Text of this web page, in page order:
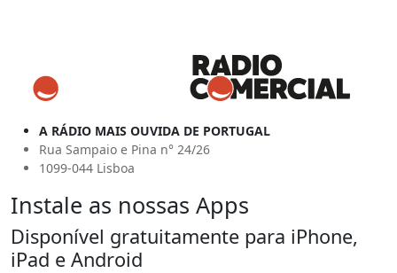
A RÁDIO MAIS OUVIDA DE PORTUGAL
Rua Sampaio e Pina n° 24/26
1099-044 Lisboa
Instale as nossas Apps
Disponível gratuitamente para iPhone,
iPad e Android